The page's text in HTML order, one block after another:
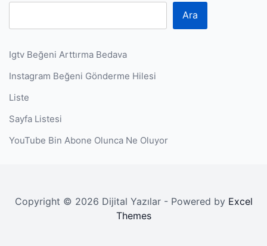
Ara
Igtv Beğeni Arttırma Bedava
Instagram Beğeni Gönderme Hilesi
Liste
Sayfa Listesi
YouTube Bin Abone Olunca Ne Oluyor
Copyright © 2026 Dijital Yazılar - Powered by Excel
Themes